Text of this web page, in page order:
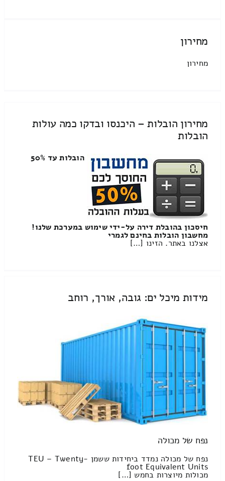
מחירון
מחירון
מחירון הובלות – היכנסו ובדקו כמה עולות
הובלות
הובלות עד 50%
חיסכון בהובלת דירה על-ידי שימוש במערכת שלנו!
מחשבון הובלות בחינם לגמרי
אצלנו באתר. הזינו […]
מידות מיכל ים: גובה, אורך, רוחב
נפח של מכולה
נפח של מכולה נמדד ביחידות ששמן TEU – Twenty-
foot Equivalent Units
מכולות מיוצרות בחמש […]